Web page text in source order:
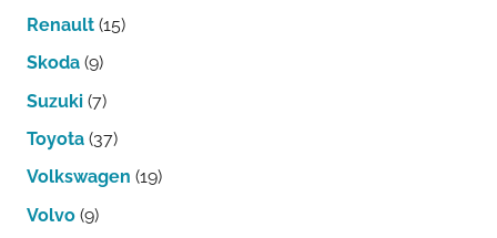
Renault (15)
Skoda (9)
Suzuki (7)
Toyota (37)
Volkswagen (19)
Volvo (9)